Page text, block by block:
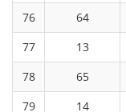
76
64
77
13
78
65
79
14